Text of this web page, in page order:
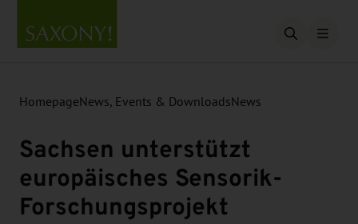
Open
HomepageNews, Events & DownloadsNews
Sachsen unterstützt
europäisches Sensorik-
Forschungsprojekt